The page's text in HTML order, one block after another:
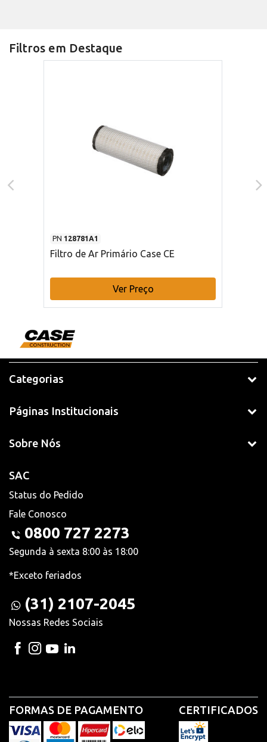
Filtros em Destaque
PN 128781A1
Filtro de Ar Primário Case CE
Ver Preço
Categorias
Páginas Institucionais
Sobre Nós
SAC
Status do Pedido
Fale Conosco
0800 727 2273
Segunda à sexta 8:00 às 18:00
*Exceto feriados
(31) 2107-2045
Nossas Redes Sociais
FORMAS DE PAGAMENTO CERTIFICADOS